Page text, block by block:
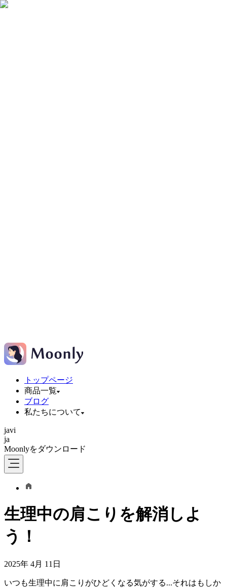
トップページ
商品一覧
ブログ
私たちについて
javi
ja
Moonlyをダウンロード
生理中の肩こりを解消しよ
う！
2025年 4月 11日
いつも生理中に肩こりがひどくなる気がする...それはもしか